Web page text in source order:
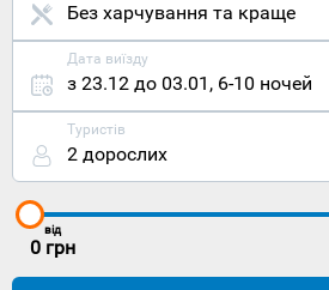
Без харчування та краще
Дата виїзду
з 23.12 до 03.01 , 6-10 ночей
Туристів
2 дорослих
від
0 грн